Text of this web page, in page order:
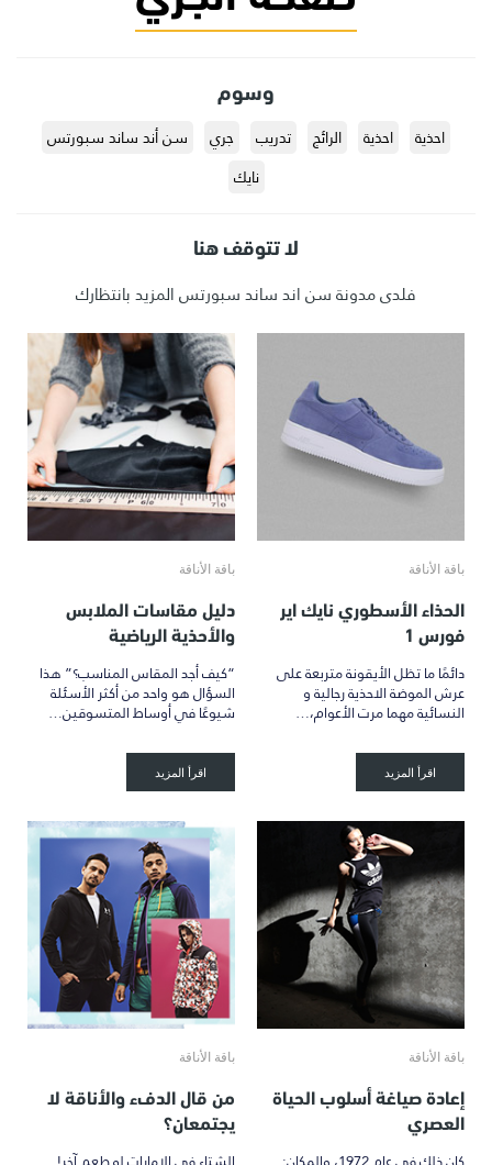
وسوم
احذية احذية الرائج تدريب جري
سن أند ساند سبورتس
نايك
لا تتوقف هنا
فلدى مدونة سن اند ساند سبورتس المزيد بانتظارك
باقة الأناقة
الحذاء الأسطوري نايك اير
فورس 1
دائمًا ما تظل الأيقونة متربعة على
عرش الموضة الاحذية رجالية و
النسائية مهما مرت الأعوام،…
اقرأ المزيد
باقة الأناقة
دليل مقاسات الملابس
والأحذية الرياضية
“كيف أجد المقاس المناسب؟” هذا
السؤال هو واحد من أكثر الأسئلة
شيوعًا في أوساط المتسوقين…
اقرأ المزيد
باقة الأناقة
إعادة صياغة أسلوب الحياة
العصري
باقة الأناقة
من قال الدفء والأناقة لا
يجتمعان؟